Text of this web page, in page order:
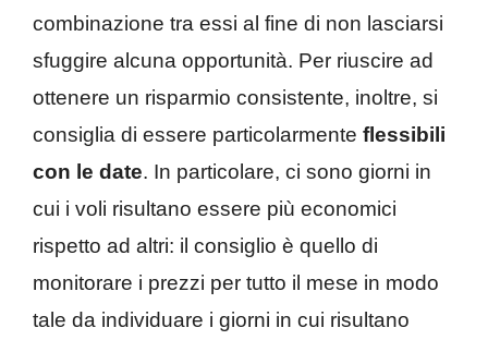
combinazione tra essi al fine di non lasciarsi
sfuggire alcuna opportunità. Per riuscire ad
ottenere un risparmio consistente, inoltre, si
consiglia di essere particolarmente flessibili
con le date. In particolare, ci sono giorni in
cui i voli risultano essere più economici
rispetto ad altri: il consiglio è quello di
monitorare i prezzi per tutto il mese in modo
tale da individuare i giorni in cui risultano